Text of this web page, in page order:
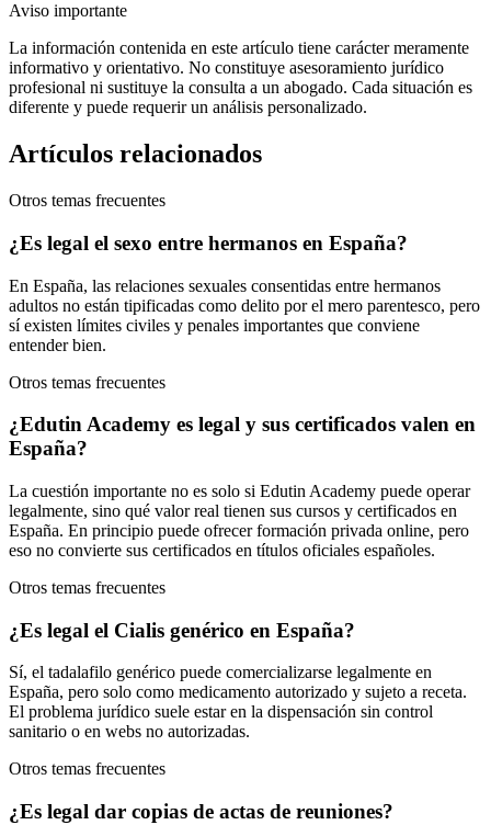
Aviso importante
La información contenida en este artículo tiene carácter meramente
informativo y orientativo. No constituye asesoramiento jurídico
profesional ni sustituye la consulta a un abogado. Cada situación es
diferente y puede requerir un análisis personalizado.
Artículos relacionados
Otros temas frecuentes
¿Es legal el sexo entre hermanos en España?
En España, las relaciones sexuales consentidas entre hermanos
adultos no están tipificadas como delito por el mero parentesco, pero
sí existen límites civiles y penales importantes que conviene
entender bien.
Otros temas frecuentes
¿Edutin Academy es legal y sus certificados valen en
España?
La cuestión importante no es solo si Edutin Academy puede operar
legalmente, sino qué valor real tienen sus cursos y certificados en
España. En principio puede ofrecer formación privada online, pero
eso no convierte sus certificados en títulos oficiales españoles.
Otros temas frecuentes
¿Es legal el Cialis genérico en España?
Sí, el tadalafilo genérico puede comercializarse legalmente en
España, pero solo como medicamento autorizado y sujeto a receta.
El problema jurídico suele estar en la dispensación sin control
sanitario o en webs no autorizadas.
Otros temas frecuentes
¿Es legal dar copias de actas de reuniones?